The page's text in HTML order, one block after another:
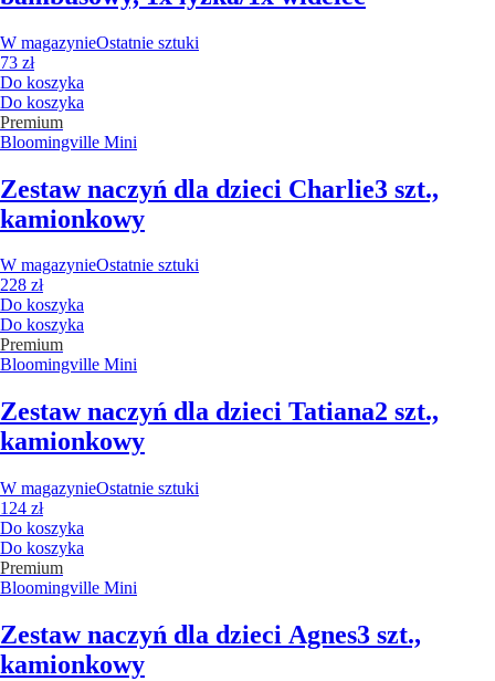
W magazynieOstatnie sztuki
73 zł
Do koszyka
Do koszyka
Premium
Bloomingville Mini
Zestaw naczyń dla dzieci Charlie3 szt.,
kamionkowy
W magazynieOstatnie sztuki
228 zł
Do koszyka
Do koszyka
Premium
Bloomingville Mini
Zestaw naczyń dla dzieci Tatiana2 szt.,
kamionkowy
W magazynieOstatnie sztuki
124 zł
Do koszyka
Do koszyka
Premium
Bloomingville Mini
Zestaw naczyń dla dzieci Agnes3 szt.,
kamionkowy